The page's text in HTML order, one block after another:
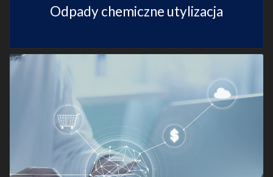
Odpady chemiczne utylizacja